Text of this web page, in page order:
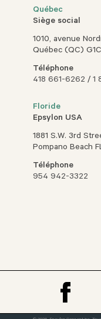
Québec
Siège social
1010, avenue
Québec (QC)
Téléphone
418 661-6262 /1
Floride
Epsylon USA
1881 S.W. 3rd
Pompano Beach
Téléphone
954 942-3322